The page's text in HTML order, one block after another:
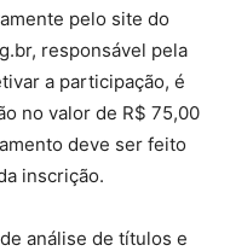
pelo site do
responsável pela
a participação, é
no valor de R$ 75,00
deve ser feito
inscrição.
análise de títulos e